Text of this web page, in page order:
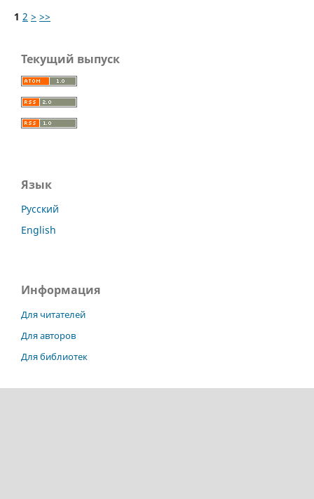
1 2 > >>
Текущий выпуск
Язык
Русский
English
Информация
Для читателей
Для авторов
Для библиотек